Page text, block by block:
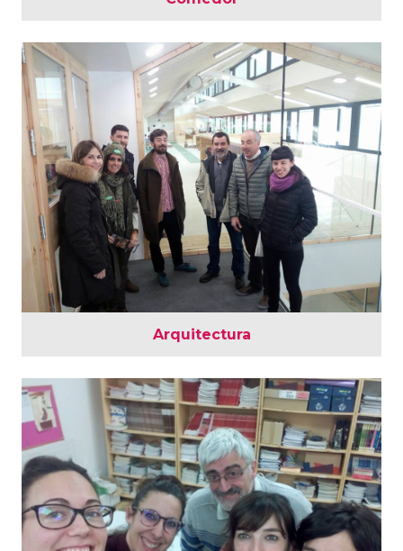
Arquitectura